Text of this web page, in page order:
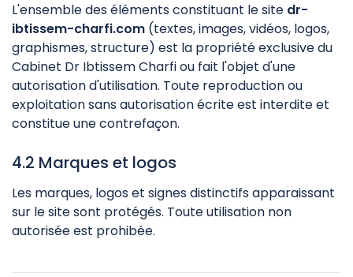
L'ensemble des éléments constituant le site dr-
ibtissem-charfi.com (textes, images, vidéos, logos,
graphismes, structure) est la propriété exclusive du
Cabinet Dr Ibtissem Charfi ou fait l'objet d'une
autorisation d'utilisation. Toute reproduction ou
exploitation sans autorisation écrite est interdite et
constitue une contrefaçon.
4.2 Marques et logos
Les marques, logos et signes distinctifs apparaissant
sur le site sont protégés. Toute utilisation non
autorisée est prohibée.